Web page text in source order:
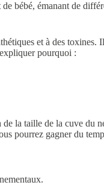
bébé, émanant de
et à des
pourquoi :
la taille de la cuve du
pourrez gagner du